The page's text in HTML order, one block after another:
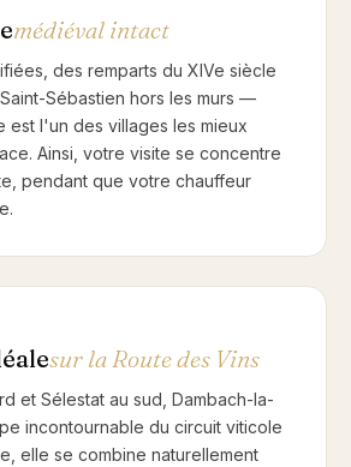
médiéval intact
des remparts du XIVe siècle
Sébastien hors les murs —
est l'un des villages les mieux
Ainsi, votre visite se concentre
pendant que votre chauffeur
sur la Route des Vins
et Sélestat au sud, Dambach-la-
incontournable du circuit viticole
elle se combine naturellement